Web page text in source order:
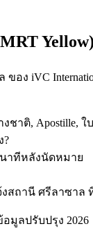
Yellow)
ง iVC
งชาติ,
?
นาทีหลังนัดหมาย
งสถานี ศรีลาซา
อมูลปรับปรุง 2026